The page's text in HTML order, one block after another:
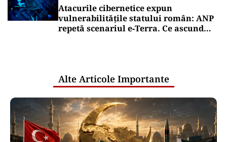
Atacurile cibernetice expun
vulnerabilitățile statului român: ANP
repetă scenariul e‑Terra. Ce ascund
Alte Articole Importante